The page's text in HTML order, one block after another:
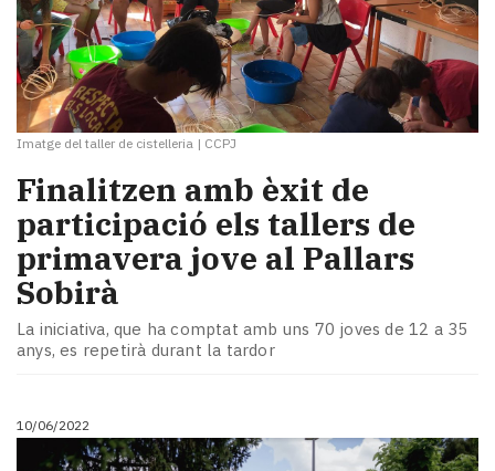
Imatge del taller de cistelleria | CCPJ
Finalitzen amb èxit de
participació els tallers de
primavera jove al Pallars
Sobirà
La iniciativa, que ha comptat amb uns 70 joves de 12 a 35
anys, es repetirà durant la tardor
10/06/2022